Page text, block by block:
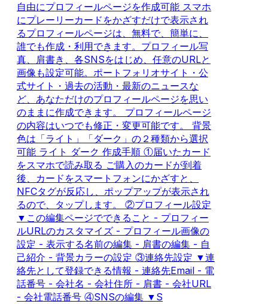
自由にプロフィールページを作成可能 スマホ
にプレーリーカードをかざすだけで表示され
るプロフィールページは、無料で、簡単に、
誰でも作成・利用できます。プロフィール写
真、肩書き、各SNSをはじめ、任意のURLと
画像も設定可能。ポートフォリオサイト・公
式サイト・過去の活動・最新のニュースな
ど、あなただけのプロフィールページを思い
のままに作成できます。 プロフィールページ
の内容はいつでも修正・変更可能です。 背景
色は「ライト」「ダーク」の２種類から選択
可能 ライト ダーク 作成手順 ①届いたカード
をスマホで読み取る ご購入のカードが到着
後、カードをスマートフォンにかざすと、
NFCタグが反応し、ポップアップが表示され
るので、タップします。 ②プロフィール設定
▼この編集ページでできること - プロフィー
ルURLのカスタマイズ - プロフィール画像の
設定 - 表示する名前の編集 - 肩書の編集 - 自
己紹介 - 背景カラーの設定 ③連絡先設定 ▼連
絡先として登録できる情報 - 連絡先Email - 電
話番号 - 会社名 - 会社住所 - 肩書 - 会社URL
- 会社電話番号 ④SNSの編集 ▼S